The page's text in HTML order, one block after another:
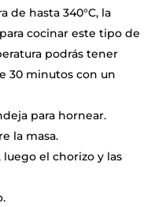
de hasta 340°C, la
cocinar este tipo de
podrás tener
30 minutos con un
para hornear.
la masa.
el chorizo y las